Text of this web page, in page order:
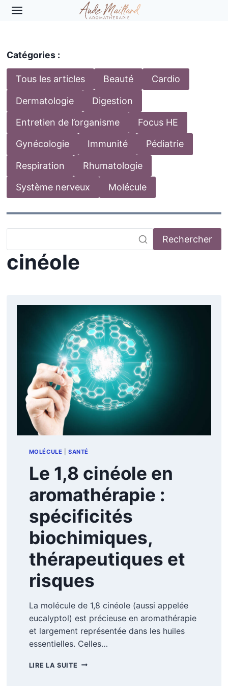
Aller
Catégories :
Tous les articles Beauté Cardio
Dermatologie Digestion
Entretien de l’organisme Focus HE
Gynécologie Immunité Pédiatrie
Respiration Rhumatologie
Système nerveux Molécule
Rechercher
cinéole
MOLÉCULE SANTÉ
Le 1,8 cinéole en
aromathérapie :
spécificités
biochimiques,
thérapeutiques et
risques
La molécule de 1,8 cinéole (aussi appelée
eucalyptol) est précieuse en aromathérapie
et largement représentée dans les huiles
essentielles. Celles…
LIRE LA SUITE LE